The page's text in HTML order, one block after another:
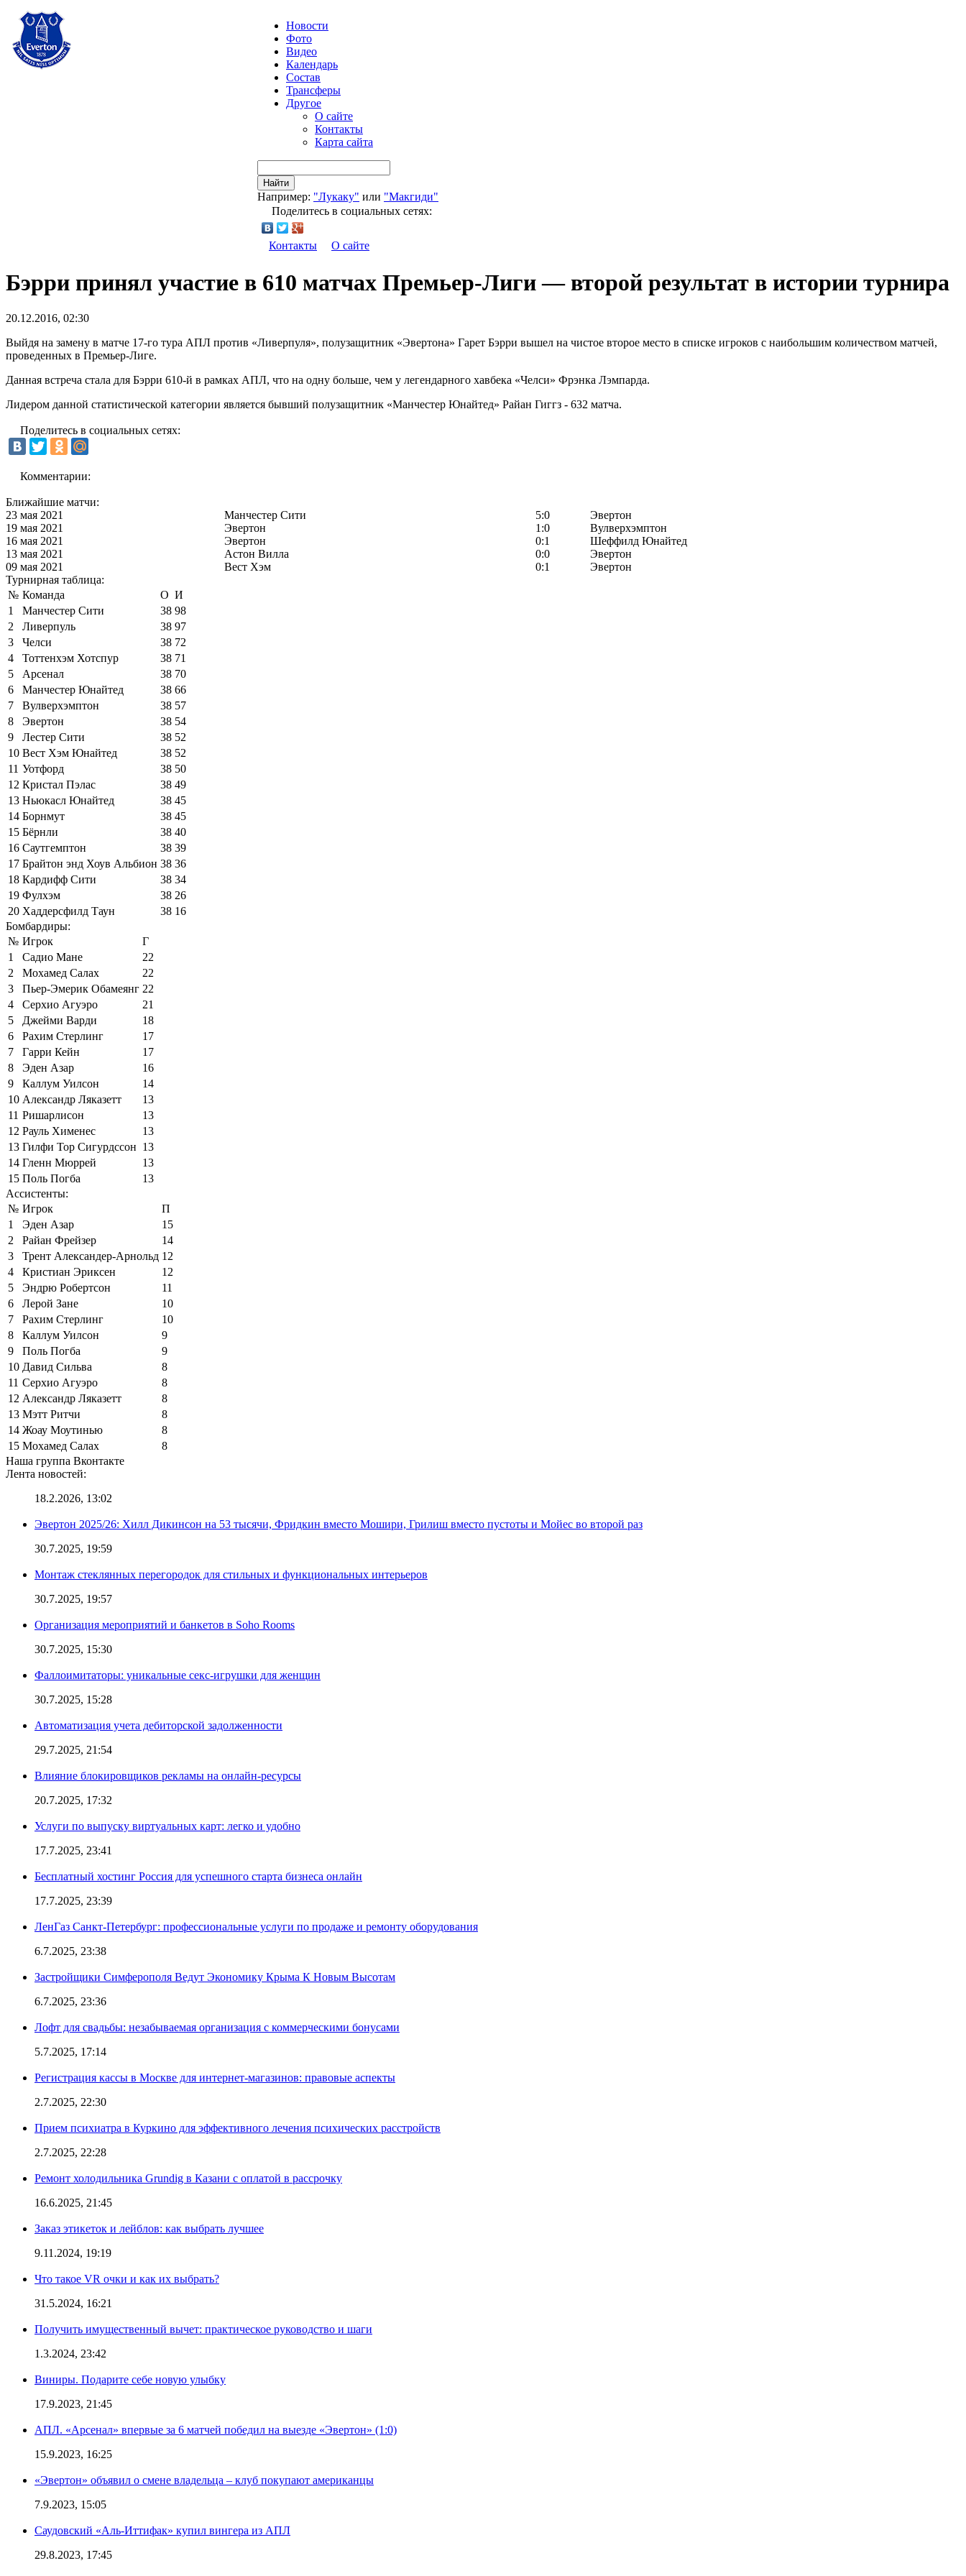
Новости
Фото
Видео
Календарь
Состав
Трансферы
Другое
О сайте
Контакты
Карта сайта
Найти
Например: "Лукаку" или "Макгиди"
Поделитесь в социальных сетях:
Контакты О сайте
Бэрри принял участие в 610 матчах Премьер-Лиги — второй результат в истории турнира
20.12.2016, 02:30
Выйдя на замену в матче 17-го тура АПЛ против «Ливерпуля», полузащитник «Эвертона» Гарет Бэрри вышел на чистое второе место в списке игроков с наибольшим количеством матчей,
проведенных в Премьер-Лиге.
Данная встреча стала для Бэрри 610-й в рамках АПЛ, что на одну больше, чем у легендарного хавбека «Челси» Фрэнка Лэмпарда.
Лидером данной статистической категории является бывший полузащитник «Манчестер Юнайтед» Райан Гиггз - 632 матча.
Поделитесь в социальных сетях:
Комментарии:
Ближайшие матчи:
23 мая 2021
Манчестер Сити 5:0
Эвертон
19 мая 2021
Эвертон 1:0
Вулверхэмптон
16 мая 2021
Эвертон 0:1
Шеффилд Юнайтед
13 мая 2021
Астон Вилла 0:0
Эвертон
09 мая 2021
Вест Хэм 0:1
Эвертон
Турнирная таблица:
№ Команда О И
1
Манчестер Сити 38 98
2
Ливерпуль 38 97
3
Челси 38 72
4
Тоттенхэм Хотспур 38 71
5
Арсенал 38 70
6
Манчестер Юнайтед 38 66
7
Вулверхэмптон 38 57
8
Эвертон 38 54
9
Лестер Сити 38 52
10 Вест Хэм Юнайтед 38 52
11 Уотфорд 38 50
12 Кристал Пэлас 38 49
13 Ньюкасл Юнайтед 38 45
14 Борнмут 38 45
15 Бёрнли 38 40
16 Саутгемптон 38 39
17 Брайтон энд Хоув Альбион 38 36
18 Кардифф Сити 38 34
19 Фулхэм 38 26
20 Хаддерсфилд Таун 38 16
Бомбардиры:
№ Игрок
Г
1
Садио Мане
22
2
Мохамед Салах
22
3
Пьер-Эмерик Обамеянг 22
4
Серхио Агуэро
21
5
Джейми Варди
18
6
Рахим Стерлинг
17
7
Гарри Кейн
17
8
Эден Азар
16
9
Каллум Уилсон
14
10 Александр Ляказетт
13
11 Ришарлисон
13
12 Рауль Хименес
13
13 Гилфи Тор Сигурдссон 13
14 Гленн Мюррей
13
15 Поль Погба
13
Ассистенты:
№ Игрок
П
1
Эден Азар
15
2
Райан Фрейзер
14
3
Трент Александер-Арнольд 12
4
Кристиан Эриксен
12
5
Эндрю Робертсон
11
6
Лерой Зане
10
7
Рахим Стерлинг
10
8
Каллум Уилсон
9
9
Поль Погба
9
10 Давид Сильва
8
11 Серхио Агуэро
8
12 Александр Ляказетт
8
13 Мэтт Ритчи
8
14 Жоау Моутинью
8
15 Мохамед Салах
8
Наша группа Вконтакте
Лента новостей:
18.2.2026, 13:02
Эвертон 2025/26: Хилл Дикинсон на 53 тысячи, Фридкин вместо Мошири, Грилиш вместо пустоты и Мойес во второй раз
30.7.2025, 19:59
Монтаж стеклянных перегородок для стильных и функциональных интерьеров
30.7.2025, 19:57
Организация мероприятий и банкетов в Soho Rooms
30.7.2025, 15:30
Фаллоимитаторы: уникальные секс-игрушки для женщин
30.7.2025, 15:28
Автоматизация учета дебиторской задолженности
29.7.2025, 21:54
Влияние блокировщиков рекламы на онлайн-ресурсы
20.7.2025, 17:32
Услуги по выпуску виртуальных карт: легко и удобно
17.7.2025, 23:41
Бесплатный хостинг Россия для успешного старта бизнеса онлайн
17.7.2025, 23:39
ЛенГаз Санкт-Петербург: профессиональные услуги по продаже и ремонту оборудования
6.7.2025, 23:38
Застройщики Симферополя Ведут Экономику Крыма К Новым Высотам
6.7.2025, 23:36
Лофт для свадьбы: незабываемая организация с коммерческими бонусами
5.7.2025, 17:14
Регистрация кассы в Москве для интернет-магазинов: правовые аспекты
2.7.2025, 22:30
Прием психиатра в Куркино для эффективного лечения психических расстройств
2.7.2025, 22:28
Ремонт холодильника Grundig в Казани с оплатой в рассрочку
16.6.2025, 21:45
Заказ этикеток и лейблов: как выбрать лучшее
9.11.2024, 19:19
Что такое VR очки и как их выбрать?
31.5.2024, 16:21
Получить имущественный вычет: практическое руководство и шаги
1.3.2024, 23:42
Виниры. Подарите себе новую улыбку
17.9.2023, 21:45
АПЛ. «Арсенал» впервые за 6 матчей победил на выезде «Эвертон» (1:0)
15.9.2023, 16:25
«Эвертон» объявил о смене владельца – клуб покупают американцы
7.9.2023, 15:05
Саудовский «Аль-Иттифак» купил вингера из АПЛ
29.8.2023, 17:45